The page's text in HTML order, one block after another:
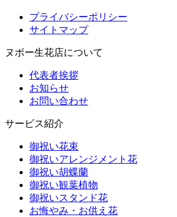
プライバシーポリシー
サイトマップ
ヌボー生花店について
代表者挨拶
お知らせ
お問い合わせ
サービス紹介
御祝い花束
御祝いアレンジメント花
御祝い胡蝶蘭
御祝い観葉植物
御祝いスタンド花
お悔やみ・お供え花